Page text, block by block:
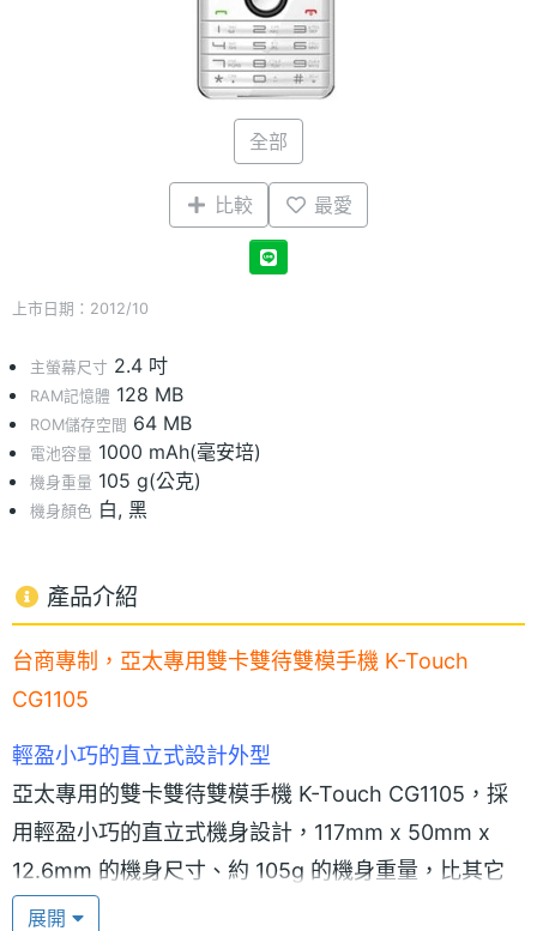
全部
比較 最愛
上市日期：2012/10
主螢幕尺寸 2.4 吋
RAM記憶體 128 MB
ROM儲存空間 64 MB
電池容量 1000 mAh(毫安培)
機身重量 105 g(公克)
機身顏色 白, 黑
產品介紹
台商專制，亞太專用雙卡雙待雙模手機 K-Touch
CG1105
輕盈小巧的直立式設計外型
亞太專用的雙卡雙待雙模手機 K-Touch CG1105，採
用輕盈小巧的直立式機身設計，117mm x 50mm x
12.6mm 的機身尺寸、約 105g 的機身重量，比其它
商務用手機小巧得多，更加方便攜帶。K-Touch
展開